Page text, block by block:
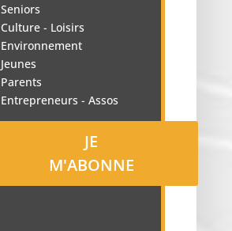
Seniors
Culture - Loisirs
Environnement
Jeunes
Parents
Entrepreneurs - Assos